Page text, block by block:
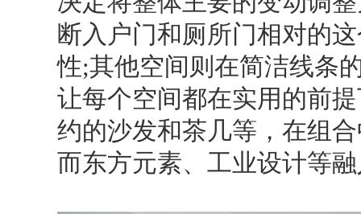
断入户门和厕所门相对的
性;其他空间则在简洁线条
让每个空间都在实用的前
约的沙发和茶几等，在组
而东方元素、工业设计等